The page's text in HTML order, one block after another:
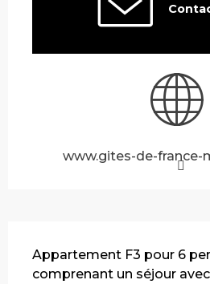
www.gites-de-france-
Appartement F3 pour 6
comprenant un séjour